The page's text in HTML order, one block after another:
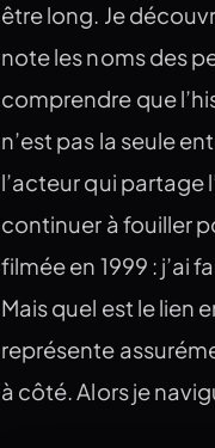
être long. Je
note les noms des
comprendre que
n’est pas la seule
l’acteur qui partage
continuer à fouiller
filmée en 1999 : j’ai
Mais quel est le lien
représente
à côté. Alors je